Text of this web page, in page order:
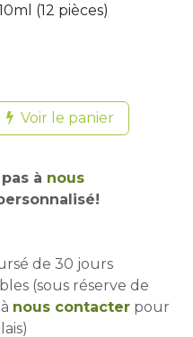
(12 pièces)
Voir le panier
à nous
de 30 jours
(sous réserve de
nous contacter pour